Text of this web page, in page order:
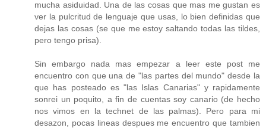
mucha asiduidad. Una de las cosas que mas me gustan es
ver la pulcritud de lenguaje que usas, lo bien definidas que
dejas las cosas (se que me estoy saltando todas las tildes,
pero tengo prisa).
Sin embargo nada mas empezar a leer este post me
encuentro con que una de "las partes del mundo" desde la
que has posteado es "las Islas Canarias" y rapidamente
sonrei un poquito, a fin de cuentas soy canario (de hecho
nos vimos en la technet de las palmas). Pero para mi
desazon, pocas lineas despues me encuentro que tambien